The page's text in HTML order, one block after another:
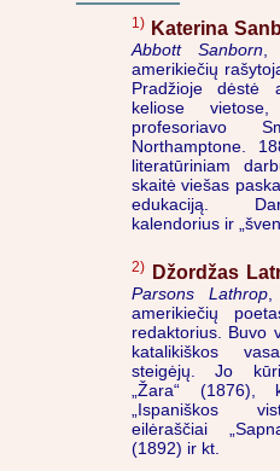
1) Katerina
Abbott Sanborn,
amerikiečių
Pradžioje dėstė
keliose
profesoriavo
Northamptone.
literatūriniam
skaitė viešas
edukaciją.
kalendorius ir
2) Džordžas
Parsons Lathrop,
amerikiečių
redaktorius. Buvo
katalikiškos
steigėjų. Jo
„Žara“ (1876),
„Ispaniškos
eilėraščiai
(1892) ir kt.